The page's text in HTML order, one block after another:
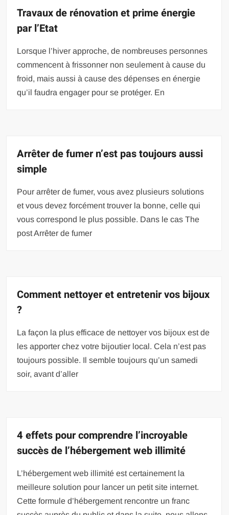
Travaux de rénovation et prime énergie
par l’Etat
Lorsque l’hiver approche, de nombreuses personnes
commencent à frissonner non seulement à cause du
froid, mais aussi à cause des dépenses en énergie
qu’il faudra engager pour se protéger. En
Arrêter de fumer n’est pas toujours aussi
simple
Pour arrêter de fumer, vous avez plusieurs solutions
et vous devez forcément trouver la bonne, celle qui
vous correspond le plus possible. Dans le cas The
post Arrêter de fumer
Comment nettoyer et entretenir vos bijoux
?
La façon la plus efficace de nettoyer vos bijoux est de
les apporter chez votre bijoutier local. Cela n’est pas
toujours possible. Il semble toujours qu’un samedi
soir, avant d’aller
4 effets pour comprendre l’incroyable
succès de l’hébergement web illimité
L’hébergement web illimité est certainement la
meilleure solution pour lancer un petit site internet.
Cette formule d’hébergement rencontre un franc